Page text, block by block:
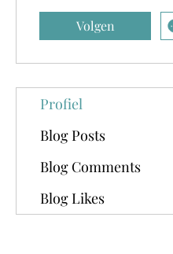
Volgen
Profiel
Blog Posts
Blog Comments
Blog Likes